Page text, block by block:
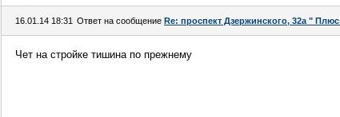
16.01.14 18:31 Ответ на сообщение Re: проспект Дзержинского, 32а "
Чет на стройке тишина по прежнему